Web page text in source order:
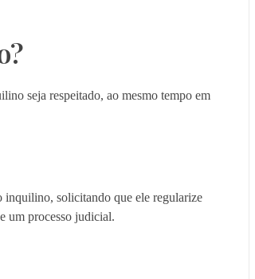
seja respeitado, ao mesmo tempo em
inquilino, solicitando que ele regularize
um processo judicial.